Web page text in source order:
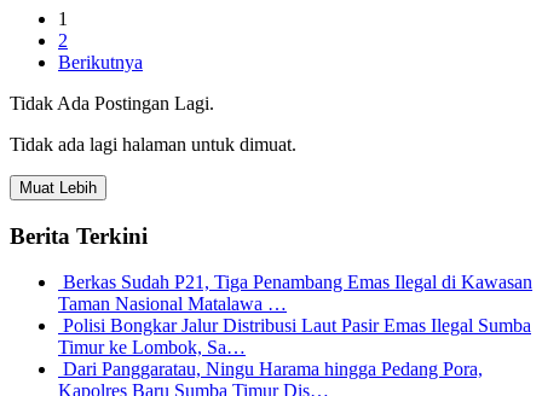
1
2
Berikutnya
Tidak Ada Postingan Lagi.
Tidak ada lagi halaman untuk dimuat.
Muat Lebih
Berita Terkini
Berkas Sudah P21, Tiga Penambang Emas Ilegal di Kawasan
Taman Nasional Matalawa …
Polisi Bongkar Jalur Distribusi Laut Pasir Emas Ilegal Sumba
Timur ke Lombok, Sa…
Dari Panggaratau, Ningu Harama hingga Pedang Pora,
Kapolres Baru Sumba Timur Dis…